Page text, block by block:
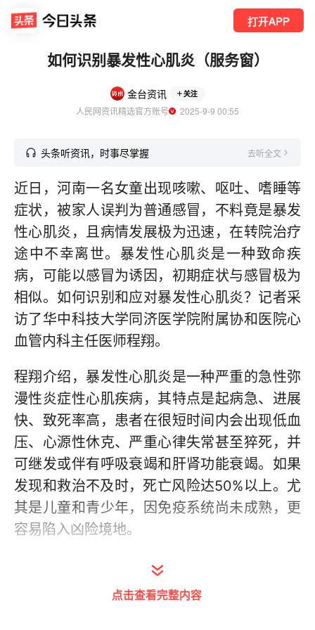
打开APP
如何识别暴发性心肌炎（服务窗）
金台资讯 关注
人民网资讯精选官方账号
  2025-9-9 00:55
头条听资讯，时事尽掌握 去听全文
近日，河南一名女童出现咳嗽、呕吐、嗜睡等
症状，被家人误判为普通感冒，不料竟是暴发
性心肌炎，且病情发展极为迅速，在转院治疗
途中不幸离世。暴发性心肌炎是一种致命疾
病，可能以感冒为诱因，初期症状与感冒极为
相似。如何识别和应对暴发性心肌炎？记者采
访了华中科技大学同济医学院附属协和医院心
血管内科主任医师程翔。
程翔介绍，暴发性心肌炎是一种严重的急性弥
漫性炎症性心肌疾病，其特点是起病急、进展
快、致死率高，患者在很短时间内会出现低血
压、心源性休克、严重心律失常甚至猝死，并
可继发或伴有呼吸衰竭和肝肾功能衰竭。如果
发现和救治不及时，死亡风险达50%以上。尤
其是儿童和青少年，因免疫系统尚未成熟，更
容易陷入凶险境地。
感冒为何会诱发暴发性心肌炎？暴发性心肌炎
的病因包括感染性因素和非感染性因素，其中
点击查看完整内容